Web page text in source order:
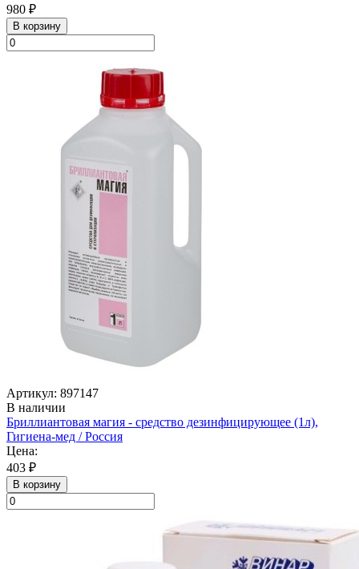
980 ₽
В корзину
Артикул: 897147
В наличии
Бриллиантовая магия - средство дезинфицирующее (1л),
Гигиена-мед / Россия
Цена:
403 ₽
В корзину